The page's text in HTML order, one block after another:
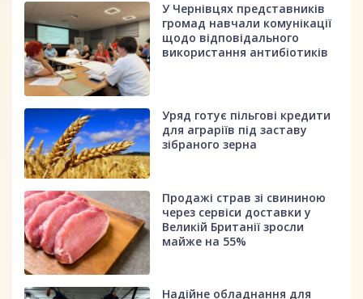
У Чернівцях представників
громад навчали комунікації
щодо відповідального
використання антибіотиків
Уряд готує пільгові кредити
для аграріїв під заставу
зібраного зерна
Продажі страв зі свининою
через сервіси доставки у
Великій Британії зросли
майже на 55%
Надійне обладнання для